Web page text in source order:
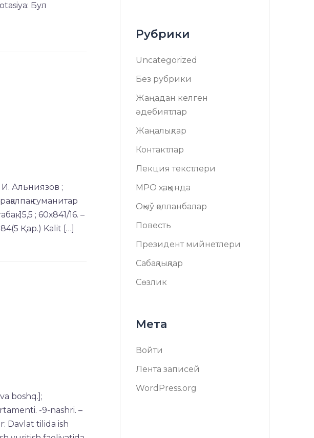
Бул
Альниязов ;
гуманитар
15,5 ; 60х841/16. –
Қар.) Kalit […]
boshq.];
-9-nashri. –
Davlat tilida ish
Рубрики
Uncategorized
Без рубрики
Жаңадан келген
әдебиятлар
Жаңалықлар
Контактлар
Лекция текстлери
МРО ҳаққында
Оқыў қолланбалар
Повесть
Президент мийнетлери
Сабақлықлар
Сөзлик
Мета
Войти
Лента записей
WordPress.org